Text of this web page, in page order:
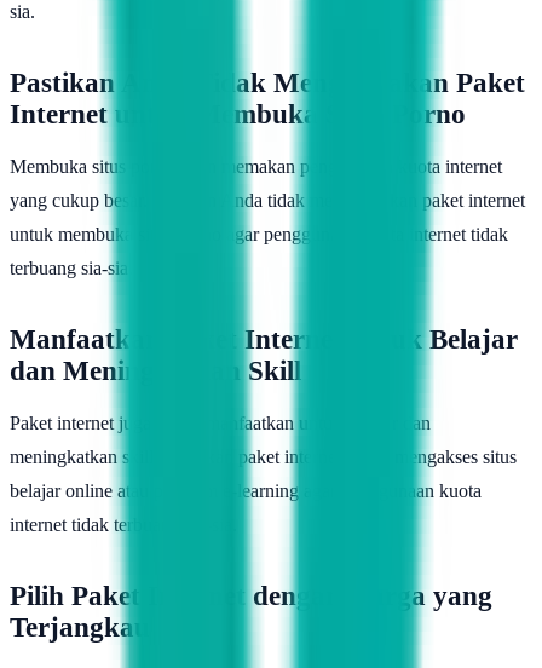
sia.
Pastikan Anda Tidak Menggunakan Paket
Internet untuk Membuka Situs Porno
Membuka situs porno akan memakan penggunaan kuota internet
yang cukup besar. Pastikan Anda tidak menggunakan paket internet
untuk membuka situs porno agar penggunaan kuota internet tidak
terbuang sia-sia.
Manfaatkan Paket Internet untuk Belajar
dan Meningkatkan Skill
Paket internet juga bisa dimanfaatkan untuk belajar dan
meningkatkan skill. Gunakan paket internet untuk mengakses situs
belajar online atau platform e-learning agar penggunaan kuota
internet tidak terbuang sia-sia.
Pilih Paket Internet dengan Harga yang
Terjangkau